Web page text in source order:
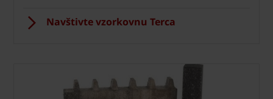
Navštivte vzorkovnu Terca